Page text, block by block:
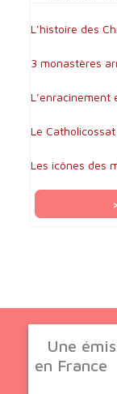
L’histoire des
3 monastères
L’enracinement
Le
Les icônes des
Une
en France